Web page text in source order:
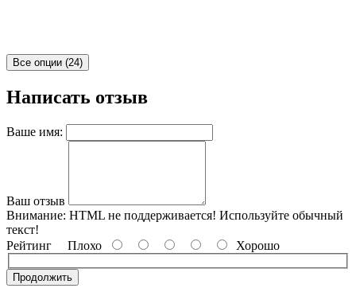
Все опции (24)
Написать отзыв
Ваше имя:
Ваш отзыв
Внимание: HTML не поддерживается! Используйте обычный
текст!
Рейтинг Плохо Хорошо
Продолжить